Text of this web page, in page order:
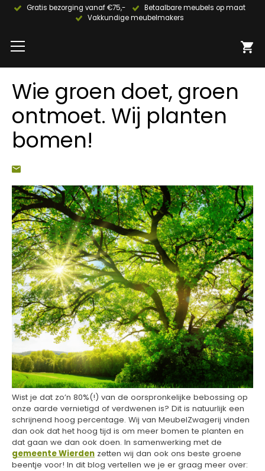
Gratis bezorging vanaf €75,-
Betaalbare meubels op maat
Vakkundige meubelmakers
Wie groen doet, groen
ontmoet. Wij planten
bomen!
Wist je dat zo’n 80%(!) van de oorspronkelijke bebossing op
onze aarde vernietigd of verdwenen is? Dit is natuurlijk een
schrijnend hoog percentage. Wij van MeubelZwagerij vinden
dan ook dat het hoog tijd is om meer bomen te planten en
dat gaan we dan ook doen. In samenwerking met de
gemeente Wierden zetten wij dan ook ons beste groene
beentje voor! In dit blog vertellen we je er graag meer over: